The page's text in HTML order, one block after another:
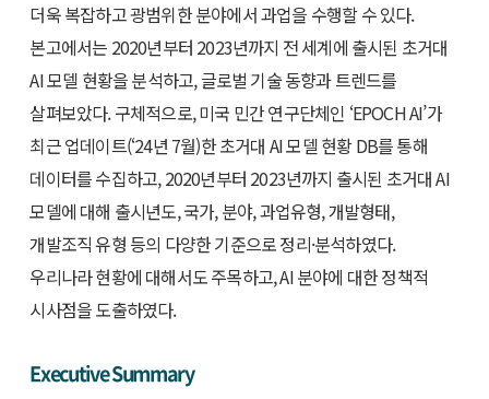
더욱 복잡하고 광범위한 분야에서 과업을 수행할 수 있다.
본고에서는 2020년부터 2023년까지 전 세계에 출시된 초거대
AI 모델 현황을 분석하고, 글로벌 기술 동향과 트렌드를
살펴보았다. 구체적으로, 미국 민간 연구단체인 ‘EPOCH AI’가
최근 업데이트(‘24년 7월)한 초거대 AI 모델 현황 DB를 통해
데이터를 수집하고, 2020년부터 2023년까지 출시된 초거대 AI
모델에 대해 출시년도, 국가, 분야, 과업유형, 개발형태,
개발조직 유형 등의 다양한 기준으로 정리·분석하였다.
우리나라 현황에 대해서도 주목하고, AI 분야에 대한 정책적
시사점을 도출하였다.
Executive Summary